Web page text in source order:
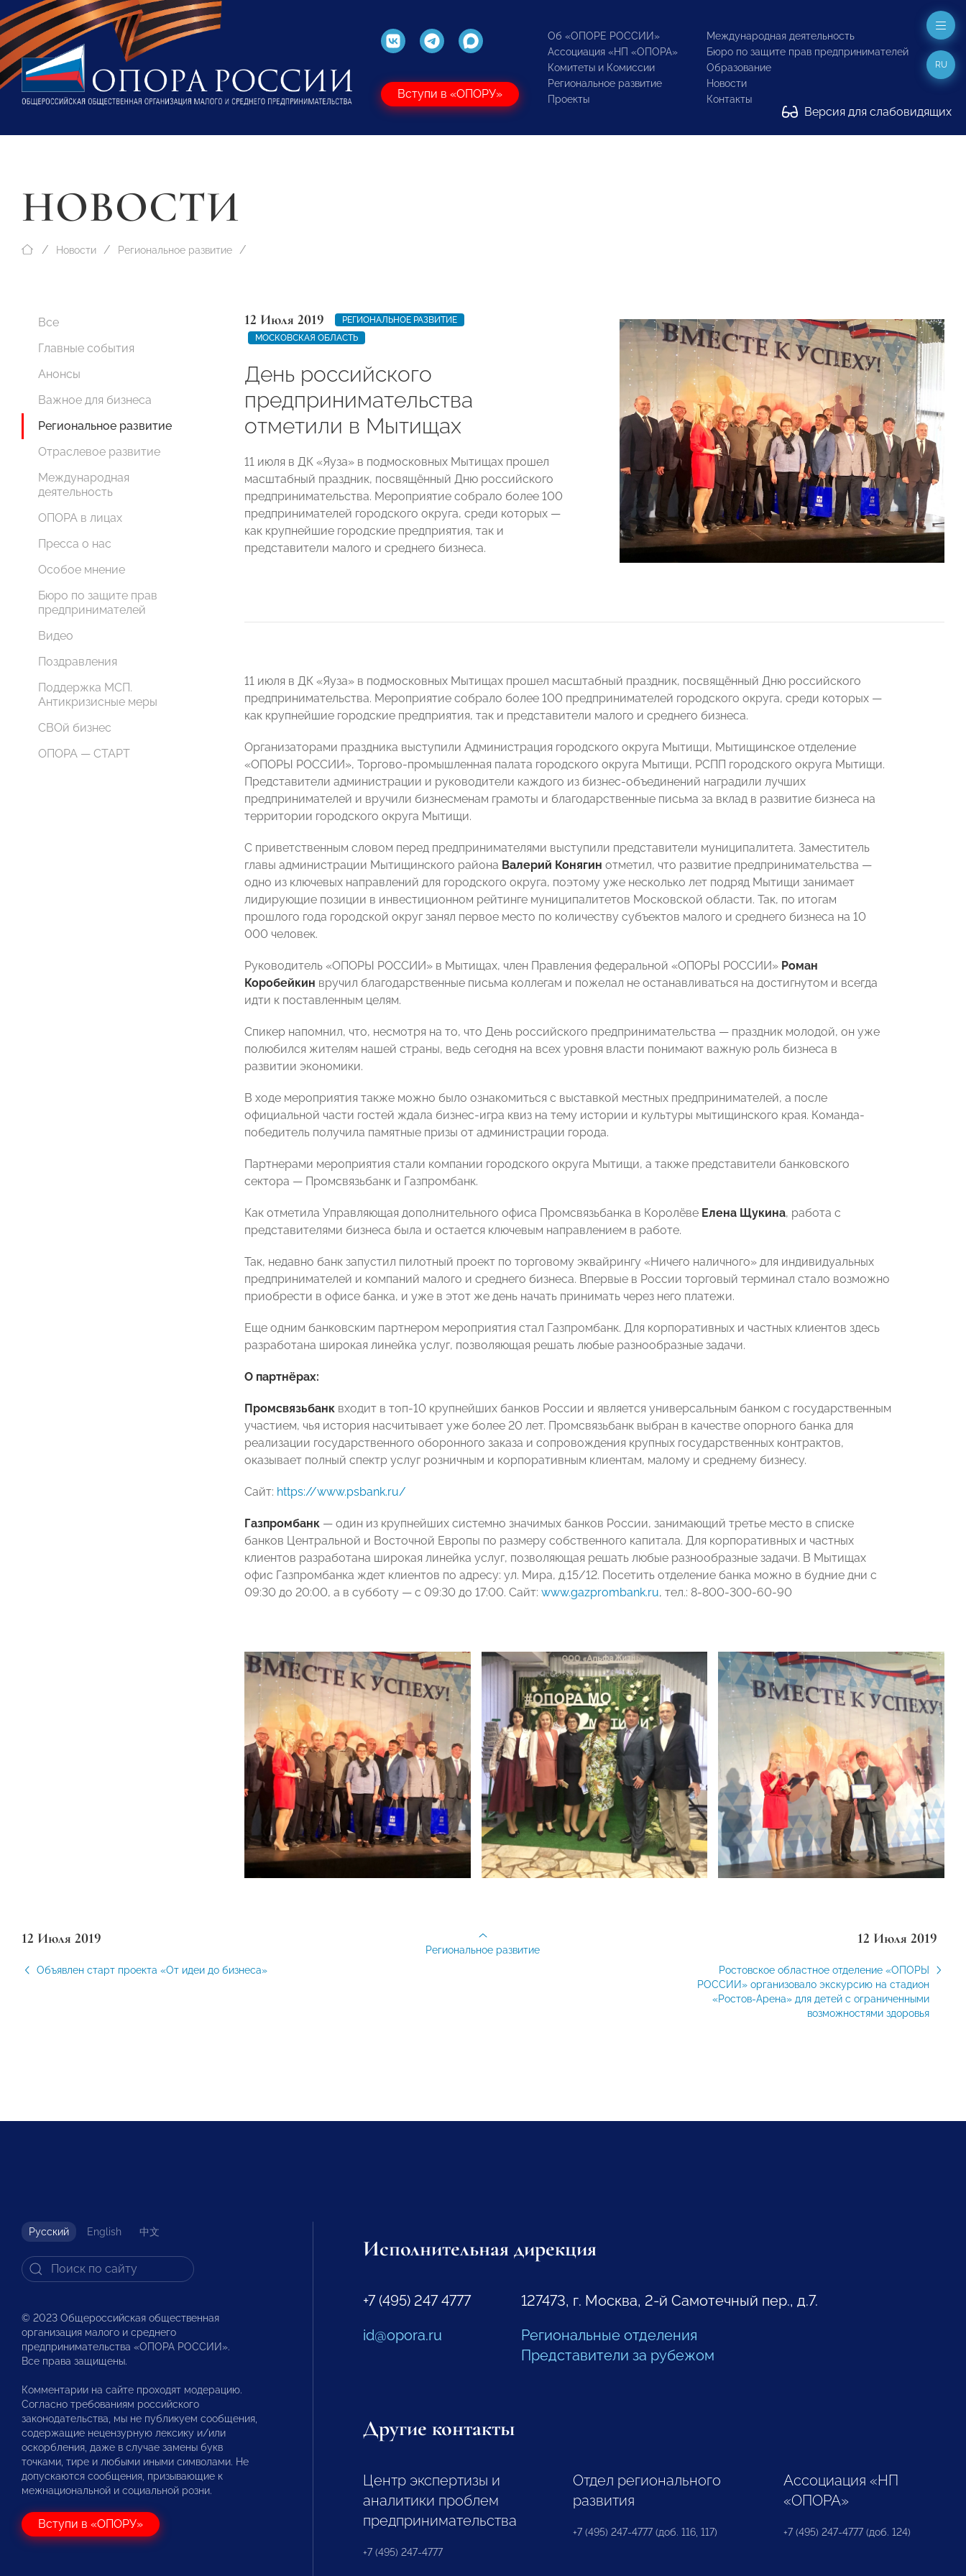
Вступи в «ОПОРУ»
Об «ОПОРЕ РОССИИ»
Ассоциация «НП «ОПОРА»
Комитеты и Комиссии
Региональное развитие
Проекты
Международная деятельность
Бюро по защите прав предпринимателей
Образование
Новости
Контакты
Версия для слабовидящих
RU
НОВОСТИ
Новости Региональное развитие
Все
Главные события
Анонсы
Важное для бизнеса
Региональное развитие
Отраслевое развитие
Международная
деятельность
ОПОРА в лицах
Пресса о нас
Особое мнение
Бюро по защите прав
предпринимателей
Видео
Поздравления
Поддержка МСП.
Антикризисные меры
СВОй бизнес
ОПОРА — СТАРТ
12 Июля 2019
РЕГИОНАЛЬНОЕ РАЗВИТИЕ
МОСКОВСКАЯ ОБЛАСТЬ
День российского
предпринимательства
отметили в Мытищах
11 июля в ДК «Яуза» в подмосковных Мытищах прошел
масштабный праздник, посвящённый Дню российского
предпринимательства. Мероприятие собрало более 100
предпринимателей городского округа, среди которых —
как крупнейшие городские предприятия, так и
представители малого и среднего бизнеса.
11 июля в ДК «Яуза» в подмосковных Мытищах прошел масштабный праздник, посвящённый Дню российского
предпринимательства. Мероприятие собрало более 100 предпринимателей городского округа, среди которых —
как крупнейшие городские предприятия, так и представители малого и среднего бизнеса.
Организаторами праздника выступили Администрация городского округа Мытищи, Мытищинское отделение
«ОПОРЫ РОССИИ», Торгово-промышленная палата городского округа Мытищи, РСПП городского округа Мытищи.
Представители администрации и руководители каждого из бизнес-объединений наградили лучших
предпринимателей и вручили бизнесменам грамоты и благодарственные письма за вклад в развитие бизнеса на
территории городского округа Мытищи.
С приветственным словом перед предпринимателями выступили представители муниципалитета. Заместитель
главы администрации Мытищинского района Валерий Конягин отметил, что развитие предпринимательства —
одно из ключевых направлений для городского округа, поэтому уже несколько лет подряд Мытищи занимает
лидирующие позиции в инвестиционном рейтинге муниципалитетов Московской области. Так, по итогам
прошлого года городской округ занял первое место по количеству субъектов малого и среднего бизнеса на 10
000 человек.
Руководитель «ОПОРЫ РОССИИ» в Мытищах, член Правления федеральной «ОПОРЫ РОССИИ» Роман
Коробейкин вручил благодарственные письма коллегам и пожелал не останавливаться на достигнутом и всегда
идти к поставленным целям.
Спикер напомнил, что, несмотря на то, что День российского предпринимательства — праздник молодой, он уже
полюбился жителям нашей страны, ведь сегодня на всех уровня власти понимают важную роль бизнеса в
развитии экономики.
В ходе мероприятия также можно было ознакомиться с выставкой местных предпринимателей, а после
официальной части гостей ждала бизнес-игра квиз на тему истории и культуры мытищинского края. Команда-
победитель получила памятные призы от администрации города.
Партнерами мероприятия стали компании городского округа Мытищи, а также представители банковского
сектора — Промсвязьбанк и Газпромбанк.
Как отметила Управляющая дополнительного офиса Промсвязьбанка в Королёве Елена Щукина, работа с
представителями бизнеса была и остается ключевым направлением в работе.
Так, недавно банк запустил пилотный проект по торговому эквайрингу «Ничего наличного» для индивидуальных
предпринимателей и компаний малого и среднего бизнеса. Впервые в России торговый терминал стало возможно
приобрести в офисе банка, и уже в этот же день начать принимать через него платежи.
Еще одним банковским партнером мероприятия стал Газпромбанк. Для корпоративных и частных клиентов здесь
разработана широкая линейка услуг, позволяющая решать любые разнообразные задачи.
О партнёрах:
Промсвязьбанк входит в топ-10 крупнейших банков России и является универсальным банком с государственным
участием, чья история насчитывает уже более 20 лет. Промсвязьбанк выбран в качестве опорного банка для
реализации государственного оборонного заказа и сопровождения крупных государственных контрактов,
оказывает полный спектр услуг розничным и корпоративным клиентам, малому и среднему бизнесу.
Сайт: https://www.psbank.ru/
Газпромбанк — один из крупнейших системно значимых банков России, занимающий третье место в списке
банков Центральной и Восточной Европы по размеру собственного капитала. Для корпоративных и частных
клиентов разработана широкая линейка услуг, позволяющая решать любые разнообразные задачи. В Мытищах
офис Газпромбанка ждет клиентов по адресу: ул. Мира, д.15/12. Посетить отделение банка можно в будние дни с
09:30 до 20:00, а в субботу — с 09:30 до 17:00. Сайт: www.gazprombank.ru, тел.: 8-800-300-60-90
12 Июля 2019
Объявлен старт проекта «От идеи до бизнеса»
12 Июля 2019
Ростовское областное отделение «ОПОРЫ
РОССИИ» организовало экскурсию на стадион
«Ростов-Арена» для детей с ограниченными
возможностями здоровья
Региональное развитие
Русский English 中文
© 2023 Общероссийская общественная
организация малого и среднего
предпринимательства «ОПОРА РОССИИ».
Все права защищены.
Комментарии на сайте проходят модерацию.
Согласно требованиям российского
законодательства, мы не публикуем сообщения,
содержащие нецензурную лексику и/или
оскорбления, даже в случае замены букв
точками, тире и любыми иными символами. Не
допускаются сообщения, призывающие к
межнациональной и социальной розни.
Вступи в «ОПОРУ»
Исполнительная дирекция
+7 (495) 247 4777
id@opora.ru
127473, г. Москва, 2-й Самотечный пер., д.7.
Региональные отделения
Представители за рубежом
Другие контакты
Центр экспертизы и
аналитики проблем
предпринимательства
+7 (495) 247-4777
Отдел регионального
развития
+7 (495) 247-4777 (доб. 116, 117)
Ассоциация «НП
«ОПОРА»
+7 (495) 247-4777 (доб. 124)